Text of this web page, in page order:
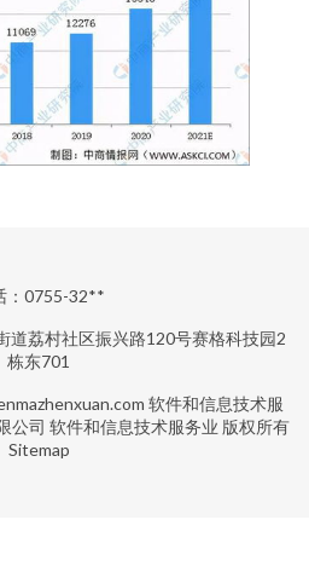
：0755-32**
道荔村社区振兴路120号赛格科技园2
栋东701
软件和信息技术服
公司 软件和信息技术服务业 版权所有
Sitemap